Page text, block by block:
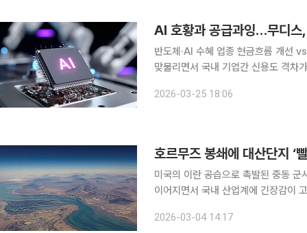
AI 호황과 공급과잉…무디스,
반도체·AI 수혜 업종 현금흐름 개선 vs 배터리·화학·철
맞물리면서 국내 기업간 신용도 격차
24일 세계 3대 신용평가사 무디스가
2026-03-25 18:06
호르무즈 봉쇄에 대산단지 ‘
미국의 이란 공습으로 촉발된 중동
이어지면서 국내 산업계에 긴장감이
되고 있다. 4일 산업계에 따르
2026-03-04 14:17